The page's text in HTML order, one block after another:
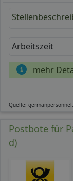
Arbeitszeit
mehr
Quelle:
Postbote für
d)